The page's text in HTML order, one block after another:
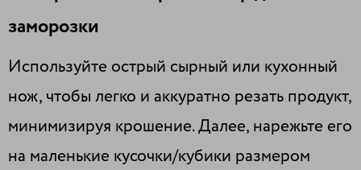
заморозки
Используйте острый сырный или кухонный
нож, чтобы легко и аккуратно резать продукт,
минимизируя крошение. Далее, нарежьте его
на маленькие кусочки/кубики размером